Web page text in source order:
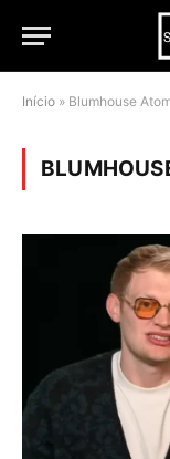
Início » Blumhouse